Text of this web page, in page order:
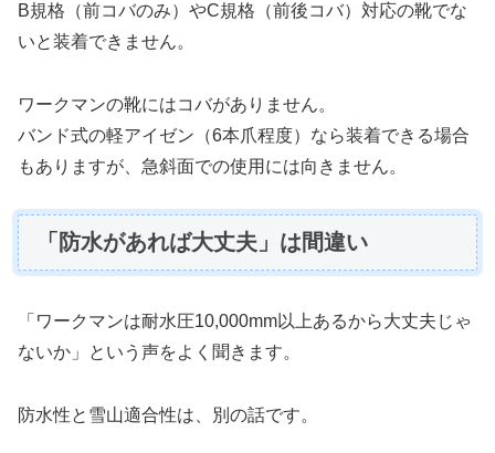
B規格（前コバのみ）やC規格（前後コバ）対応の靴でな
いと装着できません。
ワークマンの靴にはコバがありません。
バンド式の軽アイゼン（6本爪程度）なら装着できる場合
もありますが、急斜面での使用には向きません。
「防水があれば大丈夫」は間違い
「ワークマンは耐水圧10,000mm以上あるから大丈夫じゃ
ないか」という声をよく聞きます。
防水性と雪山適合性は、別の話です。